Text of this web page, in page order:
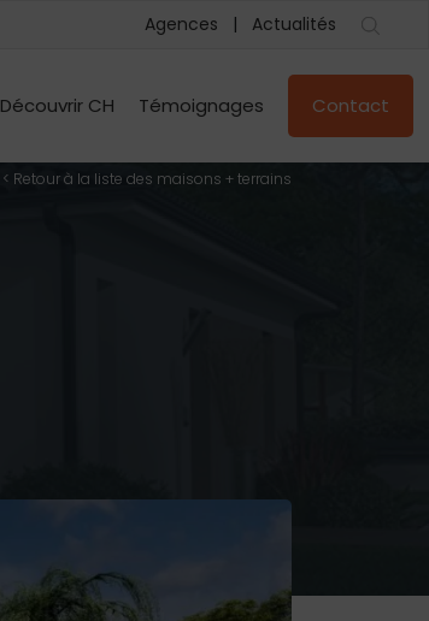
Agences Actualités
Découvrir CH Témoignages Contact
< Retour à la liste des maisons + terrains